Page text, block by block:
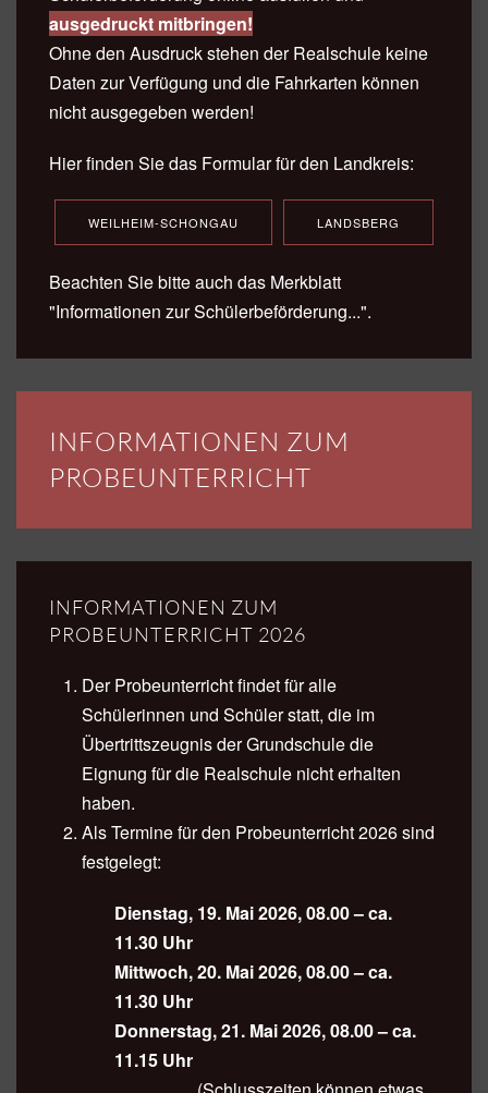
ausgedruckt mitbringen!
Ohne den Ausdruck stehen der Realschule keine
Daten zur Verfügung und die Fahrkarten können
nicht ausgegeben werden!
Hier finden Sie das Formular für den Landkreis:
WEILHEIM-SCHONGAU LANDSBERG
Beachten Sie bitte auch das Merkblatt
"Informationen zur Schülerbeförderung...".
INFORMATIONEN ZUM
PROBEUNTERRICHT
INFORMATIONEN ZUM
PROBEUNTERRICHT 2026
Der Probeunterricht findet für alle
Schülerinnen und Schüler statt, die im
Übertrittszeugnis der Grundschule die
Eignung für die Realschule nicht erhalten
haben.
Als Termine für den Probeunterricht 2026 sind
festgelegt:
Dienstag, 19. Mai 2026, 08.00 – ca.
11.30 Uhr
Mittwoch, 20. Mai 2026, 08.00 – ca.
11.30 Uhr
Donnerstag, 21. Mai 2026, 08.00 – ca.
11.15 Uhr